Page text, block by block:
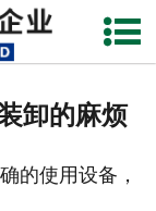
首页
卸的麻烦
使用设备，